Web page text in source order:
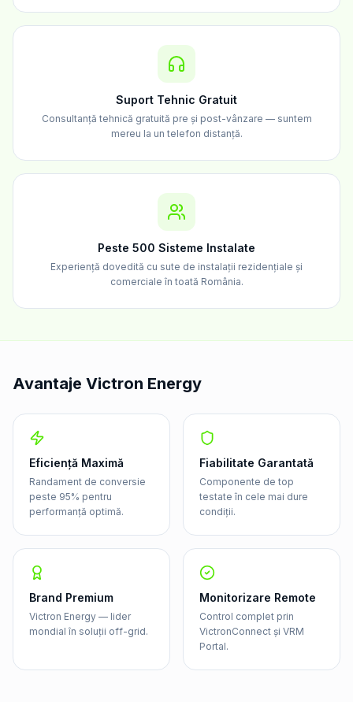
Suport Tehnic Gratuit
Consultanță tehnică gratuită pre și post-vânzare — suntem
mereu la un telefon distanță.
Peste 500 Sisteme Instalate
Experiență dovedită cu sute de instalații rezidențiale și
comerciale în toată România.
Avantaje Victron Energy
Eficiență Maximă
Randament de conversie
peste 95% pentru
performanță optimă.
Fiabilitate Garantată
Componente de top
testate în cele mai dure
condiții.
Brand Premium
Victron Energy — lider
mondial în soluții off-grid.
Monitorizare Remote
Control complet prin
VictronConnect și VRM
Portal.